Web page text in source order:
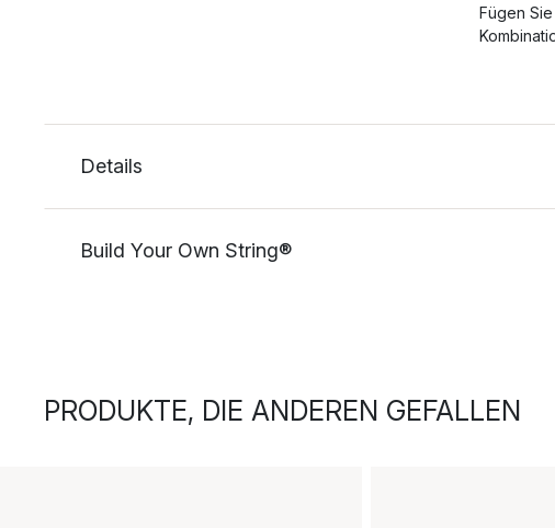
Fügen
Details
Build Your Own String®
PRODUKTE, DIE ANDEREN GEFALLEN